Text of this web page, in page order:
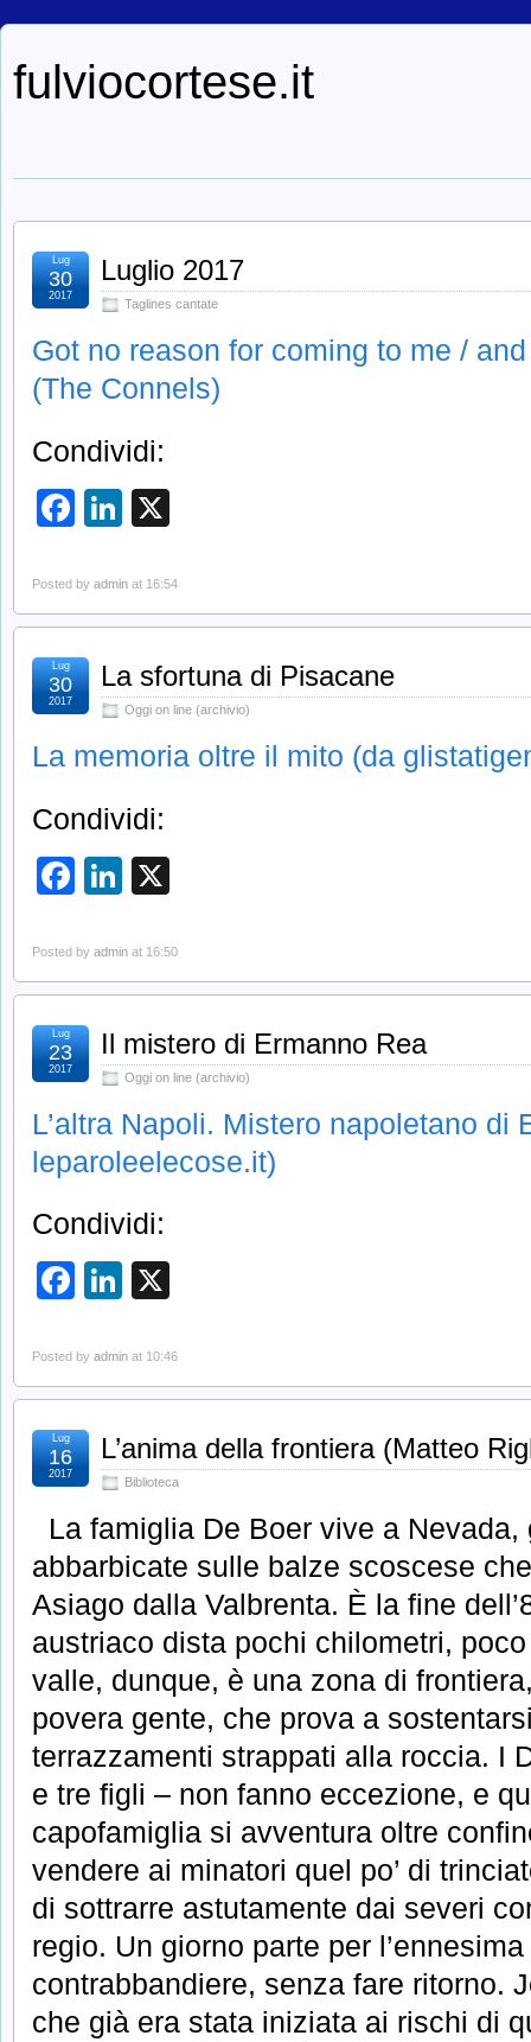
fulviocortese.it
Luglio 2017
Taglines cantate
Lug
30
2017
Got no reason for coming to me /
(The Connels)
Condividi:
Facebook
LinkedIn
Posted by admin at 16:54
La sfortuna di Pisacane
Oggi on line (archivio)
Lug
30
2017
La memoria oltre il mito (da
Condividi:
Facebook
LinkedIn
Posted by admin at 16:50
Il mistero di Ermanno Rea
Oggi on line (archivio)
Lug
23
2017
L’altra Napoli. Mistero napoletano di
leparoleelecose.it)
Condividi:
Facebook
LinkedIn
Posted by admin at 10:46
L’anima della frontiera (Matteo
Biblioteca
Lug
16
2017
La famiglia De Boer vive a Nevada,
abbarbicate sulle balze scoscese
Asiago dalla Valbrenta. È la fine
austriaco dista pochi chilometri,
valle, dunque, è una zona di
povera gente, che prova a
terrazzamenti strappati alla roccia. I
e tre figli – non fanno eccezione, e
capofamiglia si avventura oltre
vendere ai minatori quel po’ di
di sottrarre astutamente dai severi
regio. Un giorno parte per
contrabbandiere, senza fare ritorno.
che già era stata iniziata ai rischi di